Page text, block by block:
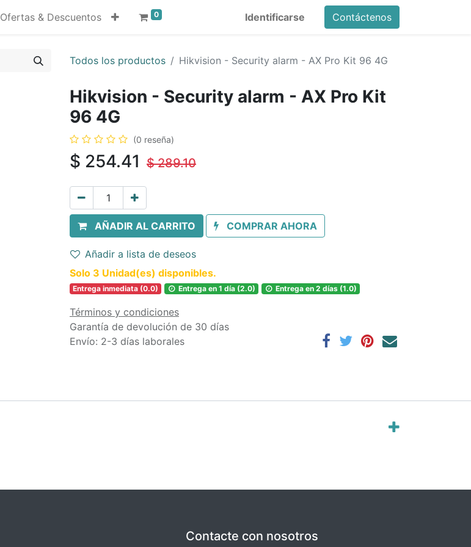
Ofertas & Descuentos 0 Identificarse Contáctenos
Todos los productos Hikvision - Security alarm - AX Pro Kit 96 4G
Hikvision - Security alarm - AX Pro Kit
96 4G
(0 reseña)
$ 254.41 $289.10
AÑADIR AL CARRITO COMPRAR AHORA
Añadir a lista de deseos
Solo 3 Unidad(es) disponibles.
Entrega inmediata (0.0) Entrega en 1 día (2.0) Entrega en 2 días (1.0)
Términos y condiciones
Garantía de devolución de 30 días
Envío: 2-3 días laborales
Contacte con nosotros